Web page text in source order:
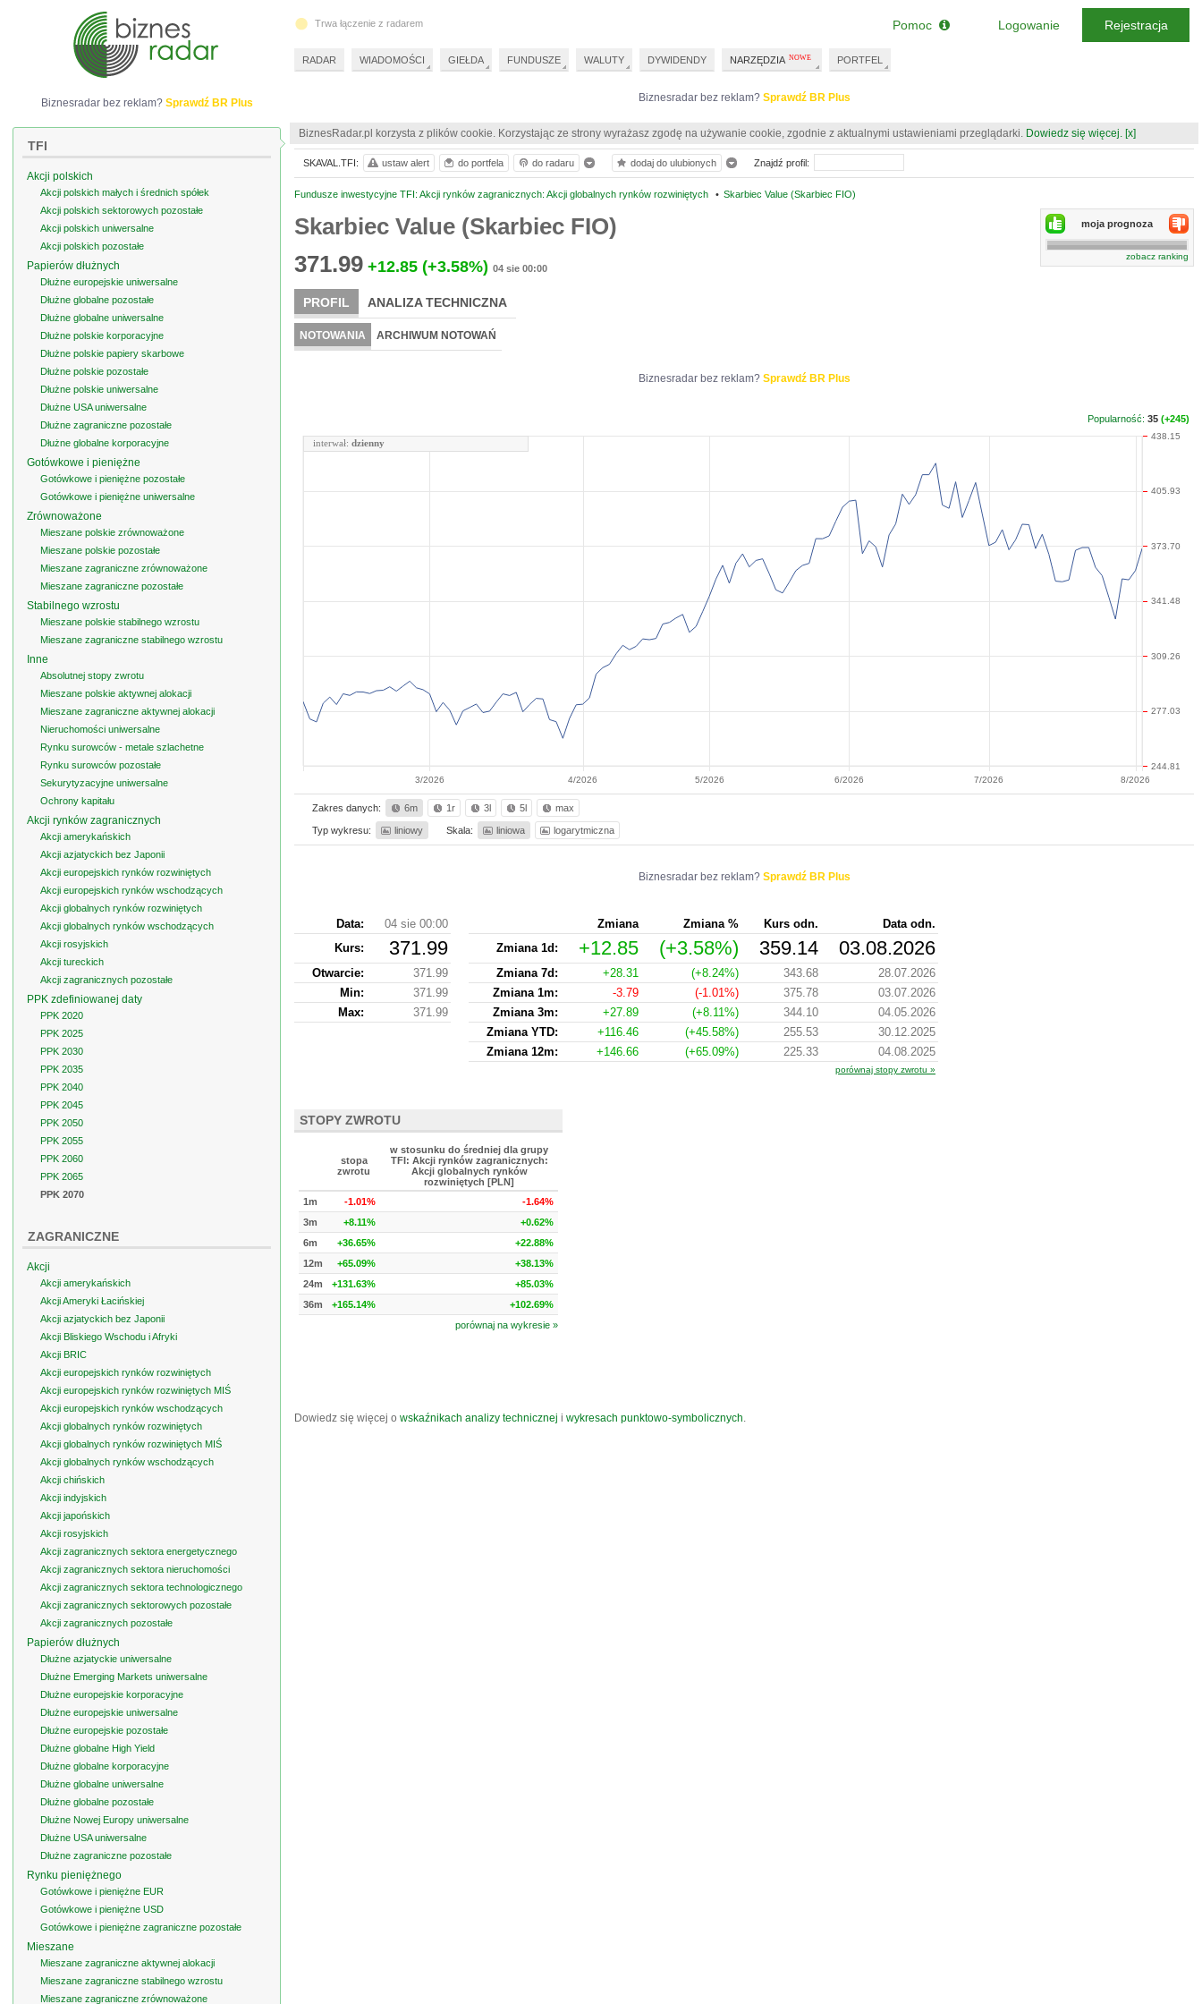
Biznesradar bez reklam? Sprawdź BR Plus
BiznesRadar.pl korzysta z plików cookie. Korzystając ze strony wyrażasz zgodę na używanie cookie, zgodnie z aktualnymi ustawieniami przeglądarki. Dowiedz się więcej. [x]
Fundusze inwestycyjne TFI: Akcji rynków zagranicznych: Akcji globalnych rynków rozwiniętych • Skarbiec Value (Skarbiec FIO)
Skarbiec Value (Skarbiec FIO)
371.99 +12.85 (+3.58%) 04 sie 00:00
moja prognoza
zobacz ranking
PROFIL ANALIZA TECHNICZNA
NOTOWANIA ARCHIWUM NOTOWAŃ
Biznesradar bez reklam? Sprawdź BR Plus
Popularność: 35 (+245)
3/2026 4/2026 5/2026 6/2026 7/2026 8/2026
244.81
277.03
309.26
341.48
373.70
405.93
438.15
interwał: dzienny
Zakres danych: 6m 1r 3l 5l max
Typ wykresu: liniowy Skala: liniowa logarytmiczna
Biznesradar bez reklam? Sprawdź BR Plus
Data:
04 sie 00:00
Kurs: 371.99
Otwarcie:
371.99
Min:
371.99
Max:
371.99
Zmiana Zmiana % Kurs odn.
Data odn.
Zmiana 1d:
+12.85 (+3.58%) 359.14 03.08.2026
Zmiana 7d: +28.31 (+8.24%) 343.68
28.07.2026
Zmiana 1m:
-3.79 (-1.01%) 375.78
03.07.2026
Zmiana 3m:
+27.89 (+8.11%) 344.10
04.05.2026
Zmiana YTD:
+116.46 (+45.58%) 255.53
30.12.2025
Zmiana 12m:
+146.66 (+65.09%) 225.33 04.08.2025
porównaj stopy zwrotu »
STOPY ZWROTU
stopa
zwrotu
w stosunku do średniej dla grupy
TFI: Akcji rynków zagranicznych:
Akcji globalnych rynków
rozwiniętych [PLN]
1m
-1.01%
-1.64%
3m
+8.11%
+0.62%
6m
+36.65%
+22.88%
12m
+65.09%
+38.13%
24m
+131.63%
+85.03%
36m
+165.14%
+102.69%
porównaj na wykresie »
Dowiedz się więcej o wskaźnikach analizy technicznej i wykresach punktowo-symbolicznych.
SKAVAL.TFI: ustaw alert do portfela do radaru dodaj do ulubionych Znajdź profil:
Biznesradar bez reklam? Sprawdź BR Plus
TFI
Akcji polskich
Akcji polskich małych i średnich spółek
Akcji polskich sektorowych pozostałe
Akcji polskich uniwersalne
Akcji polskich pozostałe
Papierów dłużnych
Dłużne europejskie uniwersalne
Dłużne globalne pozostałe
Dłużne globalne uniwersalne
Dłużne polskie korporacyjne
Dłużne polskie papiery skarbowe
Dłużne polskie pozostałe
Dłużne polskie uniwersalne
Dłużne USA uniwersalne
Dłużne zagraniczne pozostałe
Dłużne globalne korporacyjne
Gotówkowe i pieniężne
Gotówkowe i pieniężne pozostałe
Gotówkowe i pieniężne uniwersalne
Zrównoważone
Mieszane polskie zrównoważone
Mieszane polskie pozostałe
Mieszane zagraniczne zrównoważone
Mieszane zagraniczne pozostałe
Stabilnego wzrostu
Mieszane polskie stabilnego wzrostu
Mieszane zagraniczne stabilnego wzrostu
Inne
Absolutnej stopy zwrotu
Mieszane polskie aktywnej alokacji
Mieszane zagraniczne aktywnej alokacji
Nieruchomości uniwersalne
Rynku surowców - metale szlachetne
Rynku surowców pozostałe
Sekurytyzacyjne uniwersalne
Ochrony kapitału
Akcji rynków zagranicznych
Akcji amerykańskich
Akcji azjatyckich bez Japonii
Akcji europejskich rynków rozwiniętych
Akcji europejskich rynków wschodzących
Akcji globalnych rynków rozwiniętych
Akcji globalnych rynków wschodzących
Akcji rosyjskich
Akcji tureckich
Akcji zagranicznych pozostałe
PPK zdefiniowanej daty
PPK 2020
PPK 2025
PPK 2030
PPK 2035
PPK 2040
PPK 2045
PPK 2050
PPK 2055
PPK 2060
PPK 2065
PPK 2070
ZAGRANICZNE
Akcji
Akcji amerykańskich
Akcji Ameryki Łacińskiej
Akcji azjatyckich bez Japonii
Akcji Bliskiego Wschodu i Afryki
Akcji BRIC
Akcji europejskich rynków rozwiniętych
Akcji europejskich rynków rozwiniętych MIŚ
Akcji europejskich rynków wschodzących
Akcji globalnych rynków rozwiniętych
Akcji globalnych rynków rozwiniętych MIŚ
Akcji globalnych rynków wschodzących
Akcji chińskich
Akcji indyjskich
Akcji japońskich
Akcji rosyjskich
Akcji zagranicznych sektora energetycznego
Akcji zagranicznych sektora nieruchomości
Akcji zagranicznych sektora technologicznego
Akcji zagranicznych sektorowych pozostałe
Akcji zagranicznych pozostałe
Papierów dłużnych
Dłużne azjatyckie uniwersalne
Dłużne Emerging Markets uniwersalne
Dłużne europejskie korporacyjne
Dłużne europejskie uniwersalne
Dłużne europejskie pozostałe
Dłużne globalne High Yield
Dłużne globalne korporacyjne
Dłużne globalne uniwersalne
Dłużne globalne pozostałe
Dłużne Nowej Europy uniwersalne
Dłużne USA uniwersalne
Dłużne zagraniczne pozostałe
Rynku pieniężnego
Gotówkowe i pieniężne EUR
Gotówkowe i pieniężne USD
Gotówkowe i pieniężne zagraniczne pozostałe
Mieszane
Mieszane zagraniczne aktywnej alokacji
Mieszane zagraniczne stabilnego wzrostu
Mieszane zagraniczne zrównoważone
Trwa łączenie z radarem
RADAR WIADOMOŚCI GIEŁDA FUNDUSZE WALUTY DYWIDENDY NARZĘDZIA PORTFEL
Pomoc Logowanie Rejestracja